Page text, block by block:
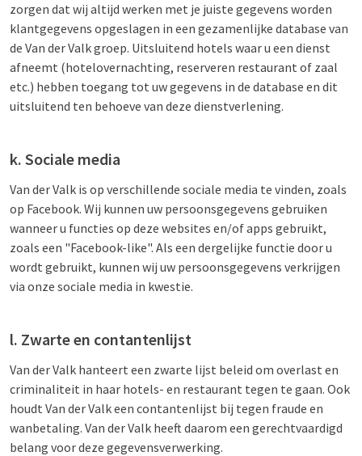
zorgen dat wij altijd werken met je juiste gegevens worden
klantgegevens opgeslagen in een gezamenlijke database van
de Van der Valk groep. Uitsluitend hotels waar u een dienst
afneemt (hotelovernachting, reserveren restaurant of zaal
etc.) hebben toegang tot uw gegevens in de database en dit
uitsluitend ten behoeve van deze dienstverlening.
k. Sociale media
Van der Valk is op verschillende sociale media te vinden, zoals
op Facebook. Wij kunnen uw persoonsgegevens gebruiken
wanneer u functies op deze websites en/of apps gebruikt,
zoals een "Facebook-like". Als een dergelijke functie door u
wordt gebruikt, kunnen wij uw persoonsgegevens verkrijgen
via onze sociale media in kwestie.
l. Zwarte en contantenlijst
Van der Valk hanteert een zwarte lijst beleid om overlast en
criminaliteit in haar hotels- en restaurant tegen te gaan. Ook
houdt Van der Valk een contantenlijst bij tegen fraude en
wanbetaling. Van der Valk heeft daarom een gerechtvaardigd
belang voor deze gegevensverwerking.